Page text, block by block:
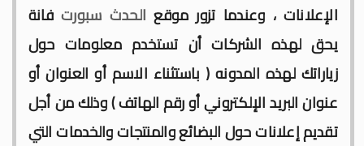
ترتيب مجموعات كأس امم أوروبا 2024
برنامج الجولة 30 من القسم الثاني 2024/2023
ترتيب مجموعة المغرب في التصفيات الإفريقية المؤهلة لكأس العالم
2026
الإعلانات ، وعندما تزور موقع الحدث سبورتفانة
يحق لهذه الشركات أن تستخدم معلومات حول
زياراتك لهذه المدونه ( باستثناء الاسم أو العنوان أو
عنوان البريد الإلكتروني أو رقم الهاتف ) وذلك من أجل
تقديم إعلانات حول البضائع والمنتجات والخدمات التي